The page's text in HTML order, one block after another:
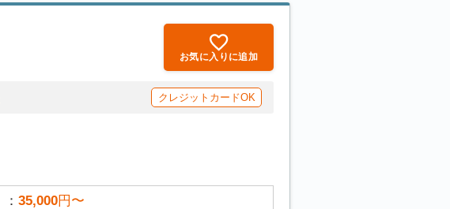
お気に入りに追加
クレジットカードOK
35,000円〜